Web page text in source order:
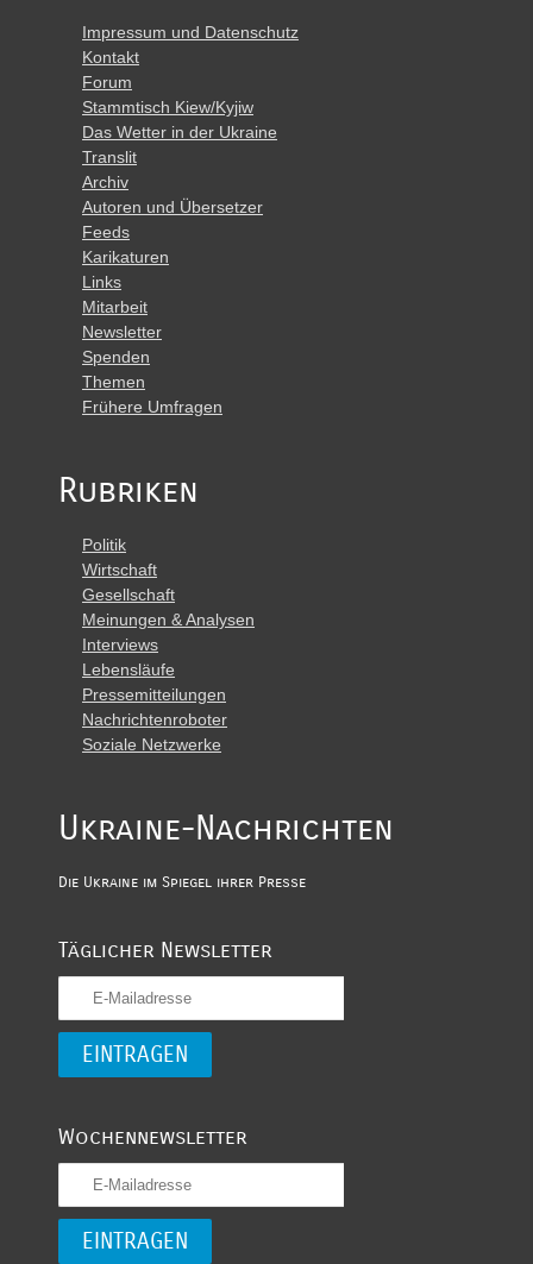
Impressum und Datenschutz
Kontakt
Forum
Stammtisch Kiew/Kyjiw
Das Wetter in der Ukraine
Translit
Archiv
Autoren und Übersetzer
Feeds
Karikaturen
Links
Mitarbeit
Newsletter
Spenden
Themen
Frühere Umfragen
Rubriken
Politik
Wirtschaft
Gesellschaft
Meinungen & Analysen
Interviews
Lebensläufe
Pressemitteilungen
Nachrichtenroboter
Soziale Netzwerke
Ukraine-Nachrichten
Die Ukraine im Spiegel ihrer Presse
Täglicher Newsletter
Wochennewsletter